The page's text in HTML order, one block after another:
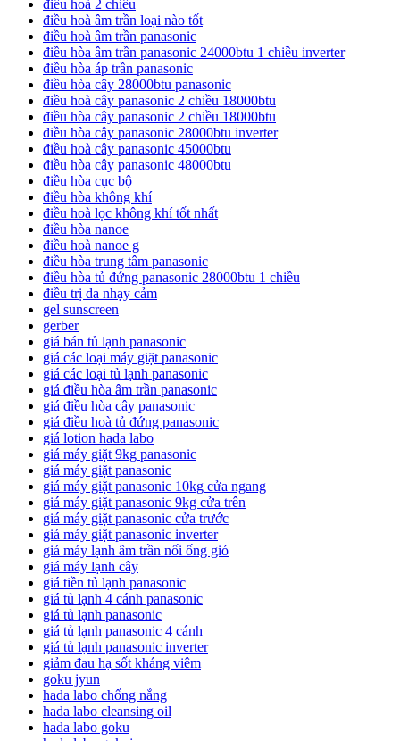
điều hoà 2 chiều
điều hoà âm trần loại nào tốt
điều hoà âm trần panasonic
điều hòa âm trần panasonic 24000btu 1 chiều inverter
điều hòa áp trần panasonic
điều hòa cây 28000btu panasonic
điều hoà cây panasonic 2 chiều 18000btu
điều hòa cây panasonic 2 chiều 18000btu
điều hòa cây panasonic 28000btu inverter
điều hoà cây panasonic 45000btu
điều hòa cây panasonic 48000btu
điều hòa cục bộ
điều hòa không khí
điều hoà lọc không khí tốt nhất
điều hòa nanoe
điều hoà nanoe g
điều hòa trung tâm panasonic
điều hòa tủ đứng panasonic 28000btu 1 chiều
điều trị da nhạy cảm
gel sunscreen
gerber
giá bán tủ lạnh panasonic
giá các loại máy giặt panasonic
giá các loại tủ lạnh panasonic
giá điều hòa âm trần panasonic
giá điều hòa cây panasonic
giá điều hoà tủ đứng panasonic
giá lotion hada labo
giá máy giặt 9kg panasonic
giá máy giặt panasonic
giá máy giặt panasonic 10kg cửa ngang
giá máy giặt panasonic 9kg cửa trên
giá máy giặt panasonic cửa trước
giá máy giặt panasonic inverter
giá máy lạnh âm trần nối ống gió
giá máy lạnh cây
giá tiền tủ lạnh panasonic
giá tủ lạnh 4 cánh panasonic
giá tủ lạnh panasonic
giá tủ lạnh panasonic 4 cánh
giá tủ lạnh panasonic inverter
giảm đau hạ sốt kháng viêm
goku jyun
hada labo chống nắng
hada labo cleansing oil
hada labo goku